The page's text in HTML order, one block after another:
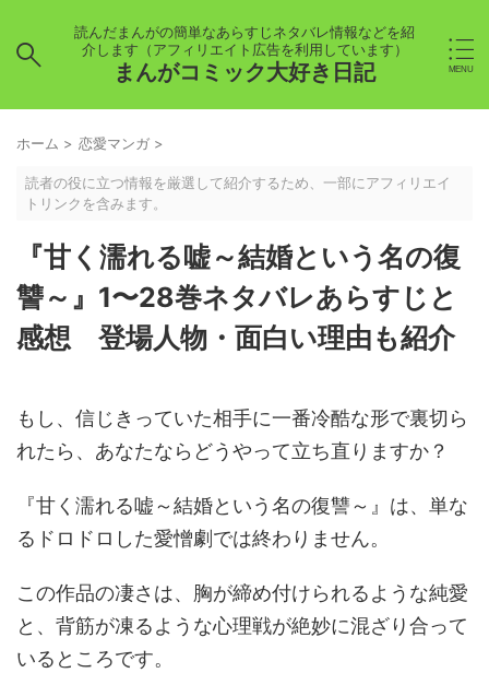
読んだまんがの簡単なあらすじネタバレ情報などを紹
介します（アフィリエイト広告を利用しています）
まんがコミック大好き日記
ホーム > 恋愛マンガ >
読者の役に立つ情報を厳選して紹介するため、一部にアフィリエイ
トリンクを含みます。
『甘く濡れる嘘～結婚という名の復
讐～』1〜28巻ネタバレあらすじと
感想 登場人物・面白い理由も紹介
もし、信じきっていた相手に一番冷酷な形で裏切ら
れたら、あなたならどうやって立ち直りますか？
『甘く濡れる嘘～結婚という名の復讐～』は、単な
るドロドロした愛憎劇では終わりません。
この作品の凄さは、胸が締め付けられるような純愛
と、背筋が凍るような心理戦が絶妙に混ざり合って
いるところです。